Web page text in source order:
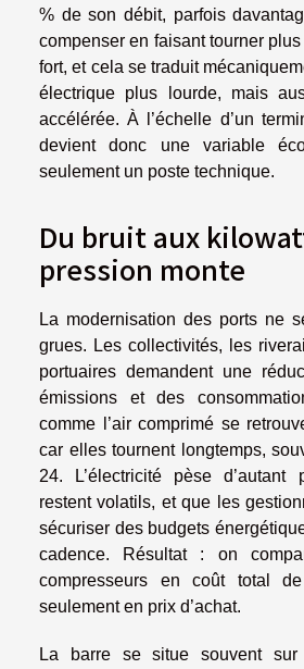
% de son débit, parfois
compenser en faisant tourner
fort, et cela se traduit
électrique plus lourde, mais
accélérée. À l’échelle d’un
devient donc une variable
seulement un poste technique.
Du bruit aux
pression monte
La modernisation des ports ne
grues. Les collectivités, les
portuaires demandent une
émissions et des
comme l’air comprimé se
car elles tournent longtemps,
24. L’électricité pèse
restent volatils, et que les
sécuriser des budgets
cadence. Résultat : on
compresseurs en coût total
seulement en prix d’achat.
La barre se situe souvent